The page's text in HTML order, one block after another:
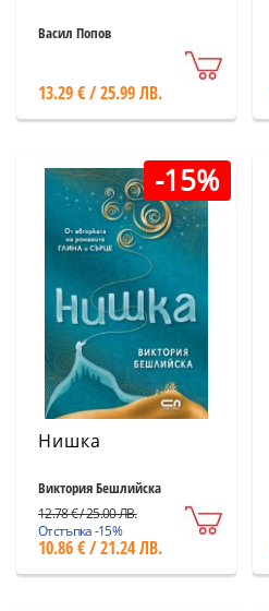
Васил Попов
13.29 € / 25.99 ЛВ.
-15%
Нишка
Виктория Бешлийска
12.78 € / 25.00 ЛВ.
Отстъпка -15%
10.86 € / 21.24 ЛВ.